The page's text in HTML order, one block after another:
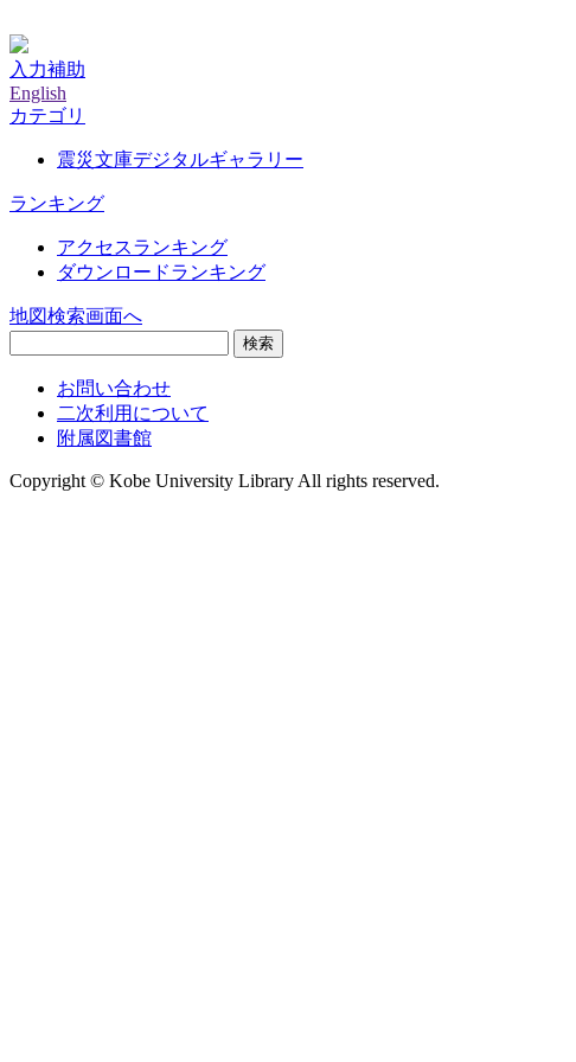
入力補助
English
カテゴリ
震災文庫デジタルギャラリー
ランキング
アクセスランキング
ダウンロードランキング
地図検索画面へ
検索
お問い合わせ
二次利用について
附属図書館
Copyright © Kobe University Library All rights reserved.